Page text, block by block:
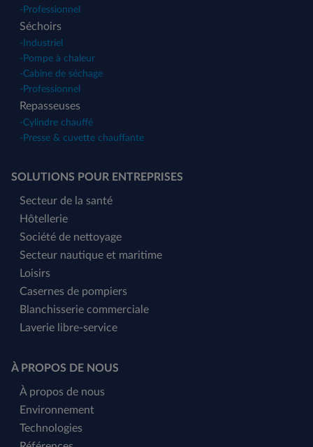
- Professionnel
Séchoirs
- Industriel
- Pompe à chaleur
-Cabine de séchage
- Professionnel
Repasseuses
-Cylindre chauffé
- Presse & cuvette chauffante
SOLUTIONS POUR ENTREPRISES
Secteur de la santé
Hôtellerie
Société de nettoyage
Secteur nautique et maritime
Loisirs
Casernes de pompiers
Blanchisserie commerciale
Laverie libre-service
À PROPOS DE NOUS
À propos de nous
Environnement
Technologies